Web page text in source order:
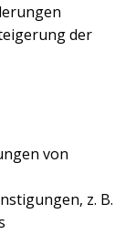
der
von
z. B.